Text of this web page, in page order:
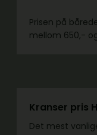
Prisen på
mellom 650,-
Kranser pris
Det mest